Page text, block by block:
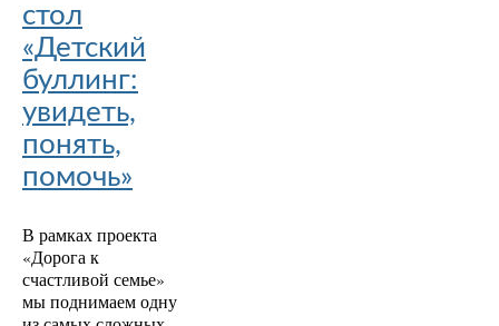
стол
«Детский
буллинг:
увидеть,
понять,
помочь»
В рамках проекта
«Дорога к
счастливой семье»
мы поднимаем одну